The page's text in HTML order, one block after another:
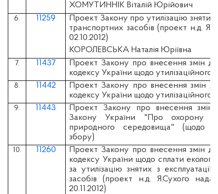
ХОМУТИННІК Віталій Юрійович
6. 11259
Проект Закону про утилізацію знятих
транспортних засобів (проект н.д.
02.10.2012)
КОРОЛЕВСЬКА Наталія Юріївна
7. 11437
Проект Закону про внесення змін
кодексу України щодо утилізаційного
8. 11442
Проект Закону про внесення змін
кодексу України щодо утилізаційного
9. 11443
Проект Закону про внесення змін
Закону України "Про охорону
природного середовища" (щодо
збору)
10. 11260
Проект Закону про внесення змін
кодексу України щодо сплати
за утилізацію знятих з експлуатації
засобів (проект н.д. Я.Сухого
20.11.2012)